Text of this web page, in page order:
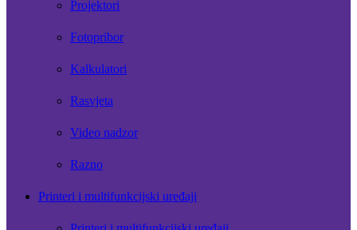
Projektori
Fotopribor
Kalkulatori
Rasvjeta
Video nadzor
Razno
Printeri i multifunkcijski uređaji